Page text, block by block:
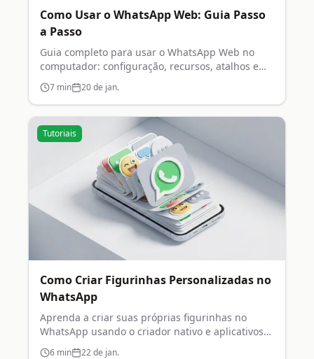
Como Usar o WhatsApp Web: Guia Passo
a Passo
Guia completo para usar o WhatsApp Web no
computador: configuração, recursos, atalhos e
dicas de segurança.
7 min 20 de jan.
Tutoriais
Como Criar Figurinhas Personalizadas no
WhatsApp
Aprenda a criar suas próprias figurinhas no
WhatsApp usando o criador nativo e aplicativos
de terceiros.
6 min 22 de jan.